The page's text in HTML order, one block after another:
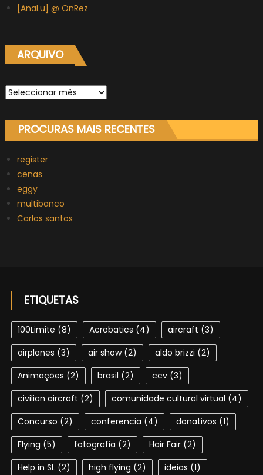
[AnaLu] @ OnRez
ARQUIVO
Arquivo
PROCURAS MAIS RECENTES
register
cenas
eggy
multibanco
Carlos santos
ETIQUETAS
100Limite (8) Acrobatics (4) aircraft (3)
airplanes (3) air show(2) aldo brizzi (2)
Animações (2) brasil (2) ccv(3)
civilian aircraft (2) comunidade cultural virtual (4)
Concurso (2) conferencia (4) donativos (1)
Flying (5) fotografia (2) Hair Fair(2)
Help in SL(2) high flying (2) ideias (1)